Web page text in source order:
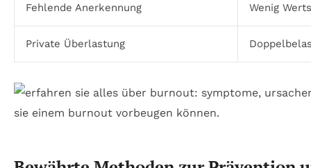
Fehlende Anerkennung Wenig
Private Überlastung